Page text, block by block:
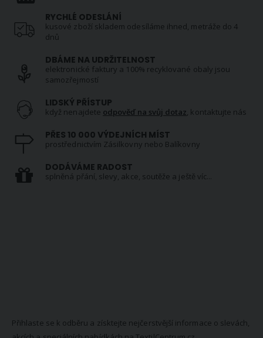
RYCHLÉ ODESLÁNÍ
kusové zboží skladem odesíláme ihned, metráže do 4
dnů
DBÁME NA UDRŽITELNOST
elektronické faktury a 100% recyklované obaly jsou
samozřejmostí
LIDSKÝ PŘÍSTUP
když nenajdete odpověď na svůj dotaz , kontaktujte nás
PŘES 10 000 VÝDEJNÍCH MÍST
prostřednictvím Zásilkovny nebo Balíkovny
DODÁVÁME RADOST
splněná přání, slevy, akce, soutěže a ještě víc...
Přihlaste se k odběru a získtejte nejčerstvější informace o slevách,